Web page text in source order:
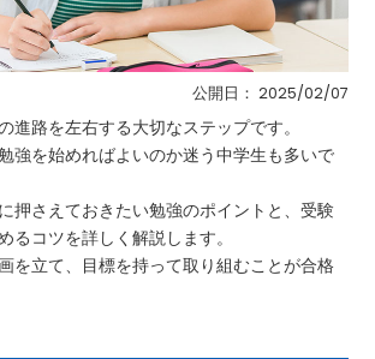
公開日： 2025/02/07
進路を左右する大切なステップです。
強を始めればよいのか迷う中学生も多いで
押さえておきたい勉強のポイントと、受験
るコツを詳しく解説します。
を立て、目標を持って取り組むことが合格